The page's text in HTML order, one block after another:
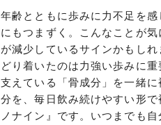
年齢とともに歩みに力不足を
にもつまずく。こんなことが気
が減少しているサインかもし
どり着いたのは力強い歩みに
支えている「骨成分」を一緒
分を、毎日飲み続けやすい形
ノナイン』です。いつまでも